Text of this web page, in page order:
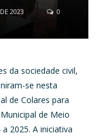
2023
0
da sociedade civil,
se nesta
de Colares para
de Meio
2025. A iniciativa